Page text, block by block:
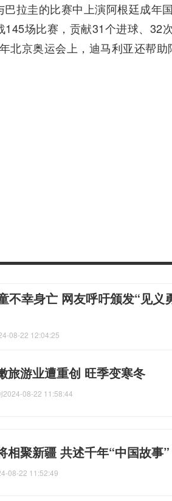
拉圭的比赛中上演阿根廷成年
场比赛，贡献31个进球、32
北京奥运会上，迪马利亚还帮助
不幸身亡 网友呼吁颁发“见义
08-22 12:04:25
旅游业遭重创 旺季变寒冬
2024-08-22 11:58:44
相聚新疆 共述千年“中国故事”
08-22 11:52:49